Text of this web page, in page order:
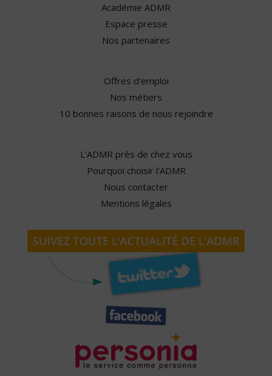
Académie ADMR
Espace presse
Nos partenaires
Offres d'emploi
Nos métiers
10 bonnes raisons de nous rejoindre
L'ADMR près de chez vous
Pourquoi choisir l'ADMR
Nous contacter
Mentions légales